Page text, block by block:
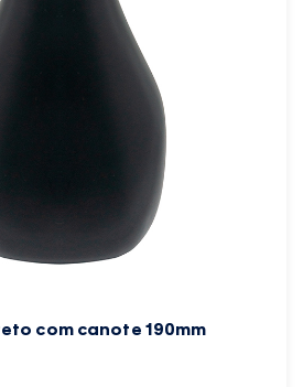
com canote 190mm